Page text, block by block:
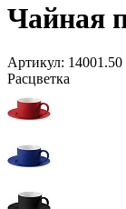
Чайная
Артикул: 14001.50
Расцветка